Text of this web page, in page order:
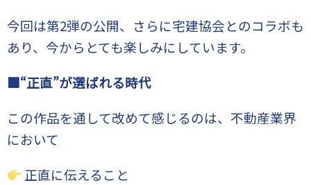
今回は第2弾の公開、さらに宅建協会とのコラボも
あり、今からとても楽しみにしています。
■“正直”が選ばれる時代
この作品を通して改めて感じるのは、不動産業界
において
正直に伝えること